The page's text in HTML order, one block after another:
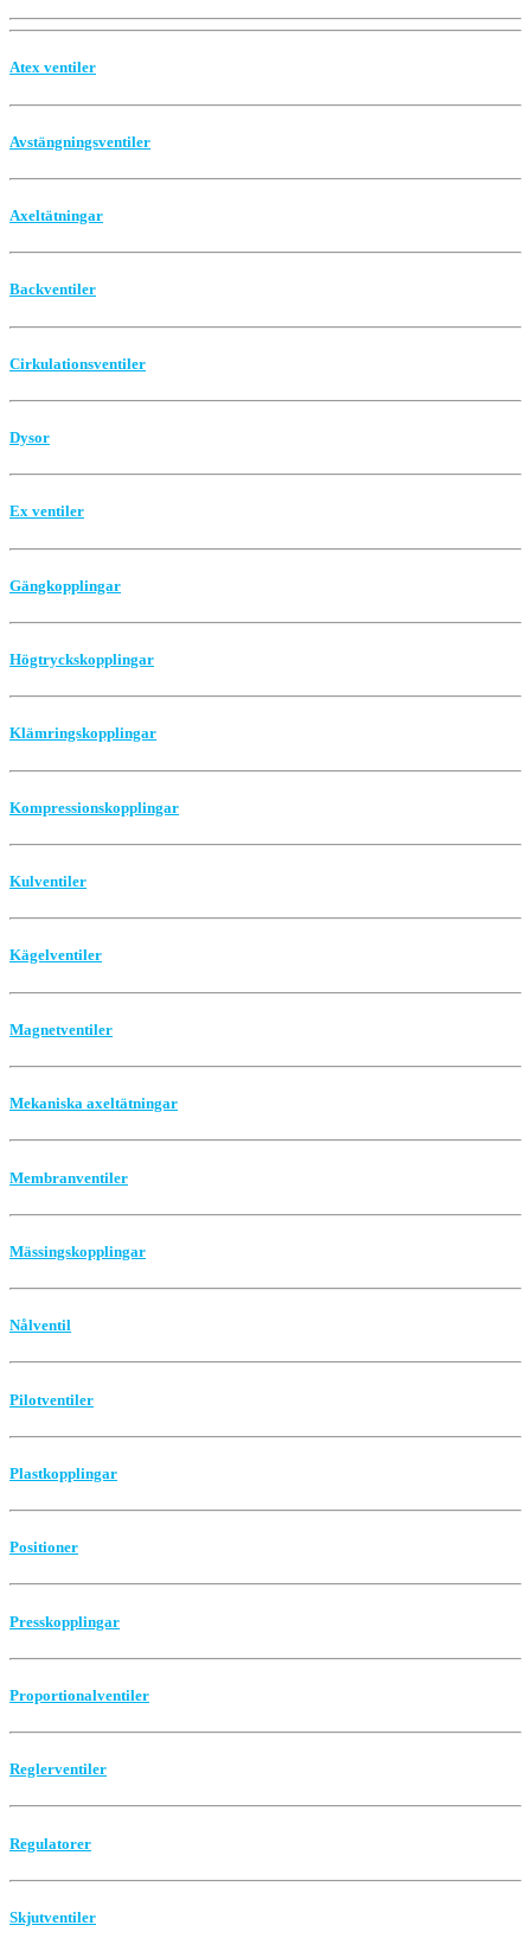
Atex ventiler
Avstängningsventiler
Axeltätningar
Backventiler
Cirkulationsventiler
Dysor
Ex ventiler
Gängkopplingar
Högtryckskopplingar
Klämringskopplingar
Kompressionskopplingar
Kulventiler
Kägelventiler
Magnetventiler
Mekaniska axeltätningar
Membranventiler
Mässingskopplingar
Nålventil
Pilotventiler
Plastkopplingar
Positioner
Presskopplingar
Proportionalventiler
Reglerventiler
Regulatorer
Skjutventiler